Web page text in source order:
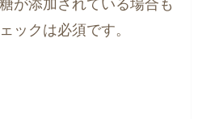
が添加されている場合も
ックは必須です。